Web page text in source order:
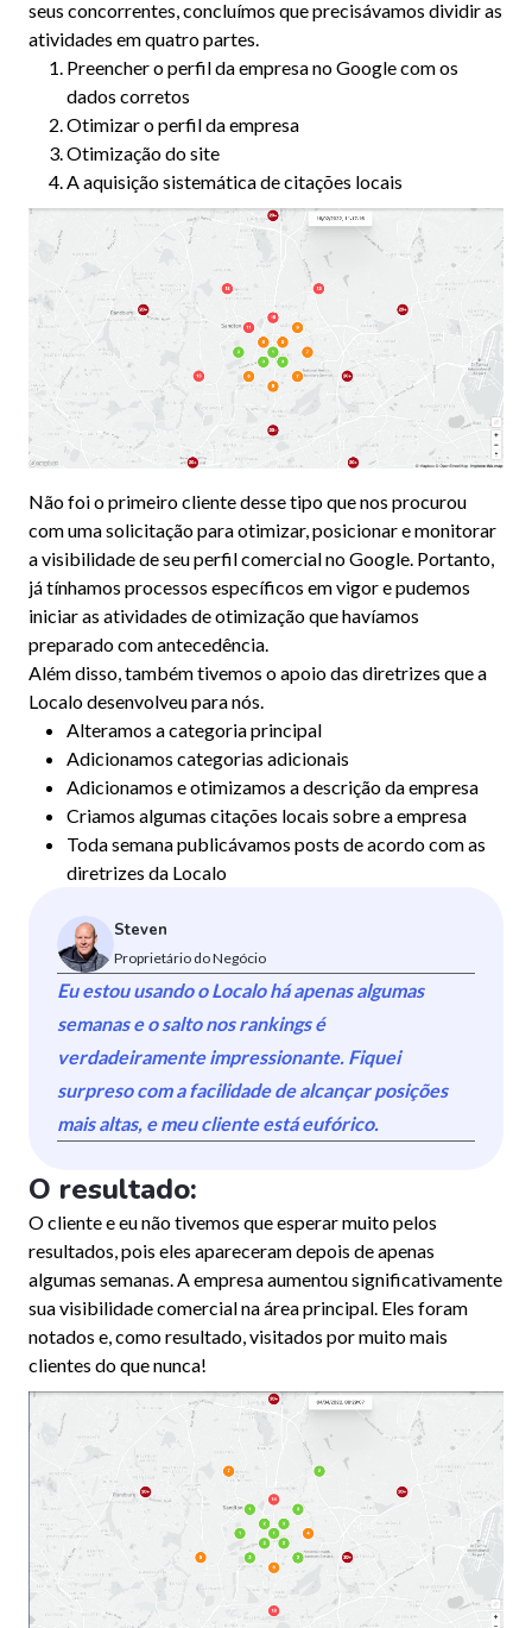
seus concorrentes, concluímos que precisávamos dividir as
atividades em quatro partes.
Preencher o perfil da empresa no Google com os
dados corretos
Otimizar o perfil da empresa
Otimização do site
A aquisição sistemática de citações locais
Não foi o primeiro cliente desse tipo que nos procurou
com uma solicitação para otimizar, posicionar e monitorar
a visibilidade de seu perfil comercial no Google. Portanto,
já tínhamos processos específicos em vigor e pudemos
iniciar as atividades de otimização que havíamos
preparado com antecedência.
Além disso, também tivemos o apoio das diretrizes que a
Localo desenvolveu para nós.
Alteramos a categoria principal
Adicionamos categorias adicionais
Adicionamos e otimizamos a descrição da empresa
Criamos algumas citações locais sobre a empresa
Toda semana publicávamos posts de acordo com as
diretrizes da Localo
Steven
Proprietário do Negócio
Eu estou usando o Localo há apenas algumas
semanas e o salto nos rankings é
verdadeiramente impressionante. Fiquei
surpreso com a facilidade de alcançar posições
mais altas, e meu cliente está eufórico.
O resultado:
O cliente e eu não tivemos que esperar muito pelos
resultados, pois eles apareceram depois de apenas
algumas semanas. A empresa aumentou significativamente
sua visibilidade comercial na área principal. Eles foram
notados e, como resultado, visitados por muito mais
clientes do que nunca!